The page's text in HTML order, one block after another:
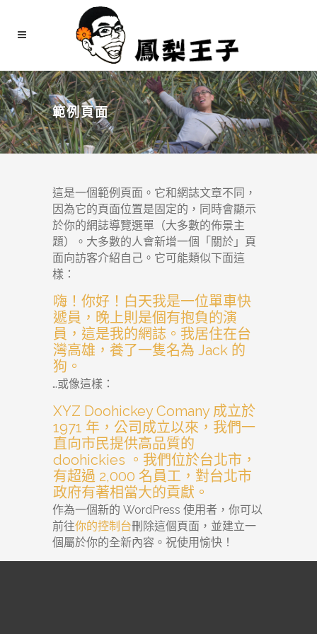
範例頁面
這是一個範例頁面。它和網誌文章不同，
因為它的頁面位置是固定的，同時會顯示
於你的網誌導覽選單（大多數的佈景主
題）。大多數的人會新增一個「關於」頁
面向訪客介紹自己。它可能類似下面這
樣：
嗨！你好！白天我是一位單車快
遞員，晚上則是個有抱負的演
員，這是我的網誌。我居住在台
灣高雄，養了一隻名為 Jack 的
狗。
…或像這樣：
XYZ Doohickey Comany 成立於
1971 年，公司成立以來，我們一
直向市民提供高品質的
doohickies 。我們位於台北市，
有超過 2,000 名員工，對台北市
政府有著相當大的貢獻。
作為一個新的 WordPress 使用者，你可以
前往你的控制台刪除這個頁面，並建立一
個屬於你的全新內容。祝使用愉快！